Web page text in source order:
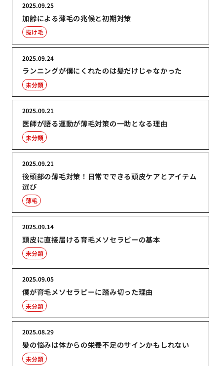
加齢による薄毛の兆候と初期対策
2025.09.25
抜け毛
ランニングが僕にくれたのは髪だけじゃなかった
2025.09.24
未分類
医師が語る運動が薄毛対策の一助となる理由
2025.09.21
未分類
後頭部の薄毛対策！日常でできる頭皮ケアとアイテム
選び
2025.09.21
薄毛
頭皮に直接届ける育毛メソセラピーの基本
2025.09.14
未分類
僕が育毛メソセラピーに踏み切った理由
2025.09.05
未分類
髪の悩みは体からの栄養不足のサインかもしれない
2025.08.29
未分類